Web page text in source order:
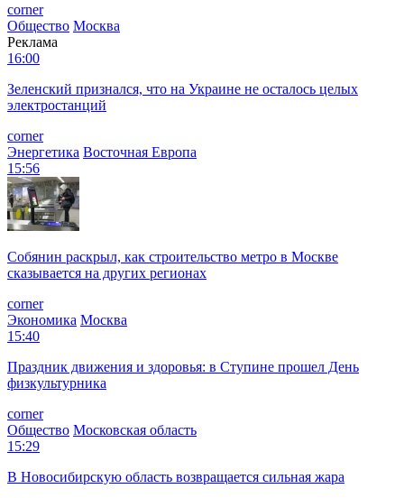
corner
Общество Москва
Реклама
16:00
Зеленский признался, что на Украине не осталось целых
электростанций
corner
Энергетика Восточная Европа
15:56
Собянин раскрыл, как строительство метро в Москве
сказывается на других регионах
corner
Экономика Москва
15:40
Праздник движения и здоровья: в Ступине прошел День
физкультурника
corner
Общество Московская область
15:29
В Новосибирскую область возвращается сильная жара